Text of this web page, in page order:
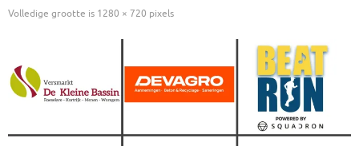
Volledige grootte is 1280 × 720 pixels